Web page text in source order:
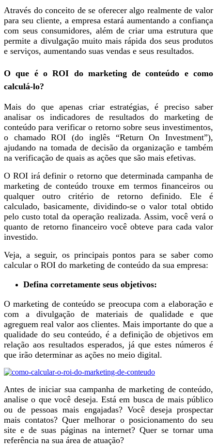
Através do conceito de se oferecer algo realmente de valor
para seu cliente, a empresa estará aumentando a confiança
com seus consumidores, além de criar uma estrutura que
permite a divulgação muito mais rápida dos seus produtos
e serviços, aumentando suas vendas e seus resultados.
O que é o ROI do marketing de conteúdo e como
calculá-lo?
Mais do que apenas criar estratégias, é preciso saber
analisar os indicadores de resultados do marketing de
conteúdo para verificar o retorno sobre seus investimentos,
o chamado ROI (do inglês “Return On Investment”),
ajudando na tomada de decisão da organização e também
na verificação de quais as ações que são mais efetivas.
O ROI irá definir o retorno que determinada campanha de
marketing de conteúdo trouxe em termos financeiros ou
qualquer outro critério de retorno definido. Ele é
calculado, basicamente, dividindo-se o valor total obtido
pelo custo total da operação realizada. Assim, você verá o
quanto de retorno financeiro você obteve para cada valor
investido.
Veja, a seguir, os principais pontos para se saber como
calcular o ROI do marketing de conteúdo da sua empresa:
Defina corretamente seus objetivos:
O marketing de conteúdo se preocupa com a elaboração e
com a divulgação de materiais de qualidade e que
agreguem real valor aos clientes. Mais importante do que a
qualidade do seu conteúdo, é a definição de objetivos em
relação aos resultados esperados, já que estes números é
que irão determinar as ações no meio digital.
Antes de iniciar sua campanha de marketing de conteúdo,
analise o que você deseja. Está em busca de mais público
ou de pessoas mais engajadas? Você deseja prospectar
mais contatos? Quer melhorar o posicionamento do seu
site e de suas páginas na internet? Quer se tornar uma
referência na sua área de atuação?